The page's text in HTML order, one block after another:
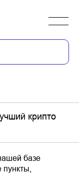
крипто
базе